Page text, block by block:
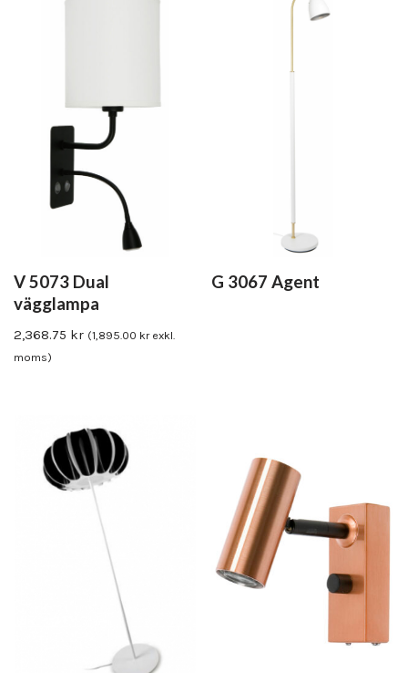
V 5073 Dual
vägglampa
2,368.75 kr (1,895.00 krexkl.
moms)
G 3067 Agent